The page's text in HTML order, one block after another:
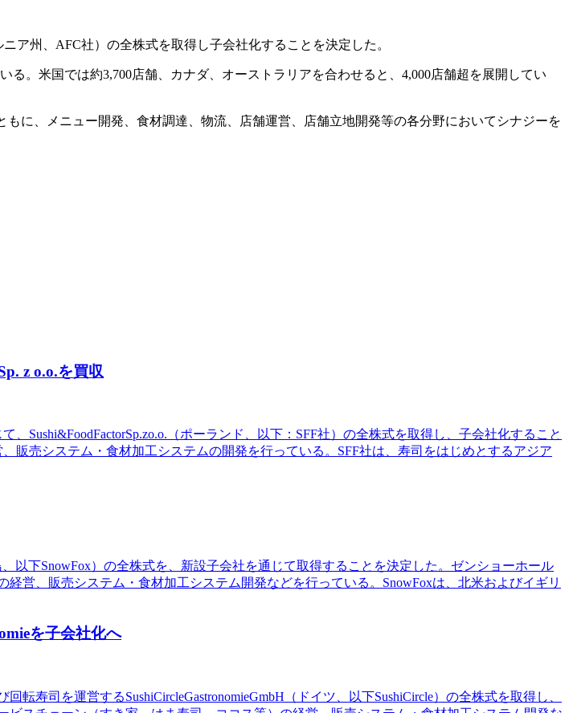
ア州、AFC社）の全株式を取得し子会社化することを決定した。
。米国では約3,700店舗、カナダ、オーストラリアを合わせると、4,000店舗超を展開してい
に、メニュー開発、食材調達、物流、店舗運営、店舗立地開発等の各分野においてシナジーを
z o.o.を買収
Sushi&FoodFactorSp.zo.o.（ポーランド、以下：SFF社）の全株式を取得し、子会社化すること
売システム・食材加工システムの開発を行っている。SFF社は、寿司をはじめとするアジア
以下SnowFox）の全株式を、新設子会社を通じて取得することを決定した。ゼンショーホール
営、販売システム・食材加工システム開発などを行っている。SnowFoxは、北米およびイギリ
を子会社化へ
寿司を運営するSushiCircleGastronomieGmbH（ドイツ、以下SushiCircle）の全株式を取得し、